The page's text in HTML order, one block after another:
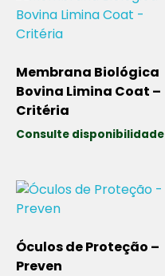
Membrana Biológica
Bovina Limina Coat –
Critéria
Consulte disponibilidade
Óculos de Proteção –
Preven